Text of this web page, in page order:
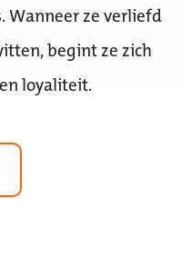
Wanneer ze verliefd
begint ze zich
loyaliteit.